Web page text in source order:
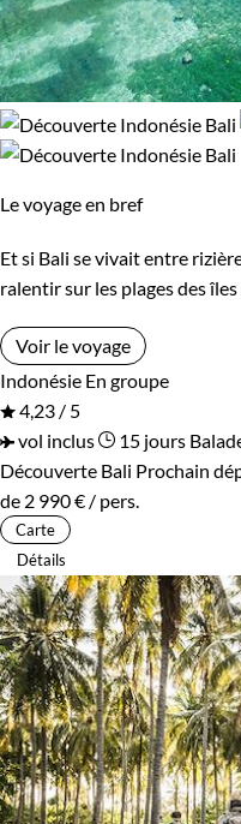
Le voyage en bref
Et si Bali se vivait entre
ralentir sur les plages des îles
Voir le voyage
Indonésie En groupe
4,23 / 5
vol inclus
15 jours
Découverte Bali Prochain
de 2 990 € / pers.
Carte
Détails